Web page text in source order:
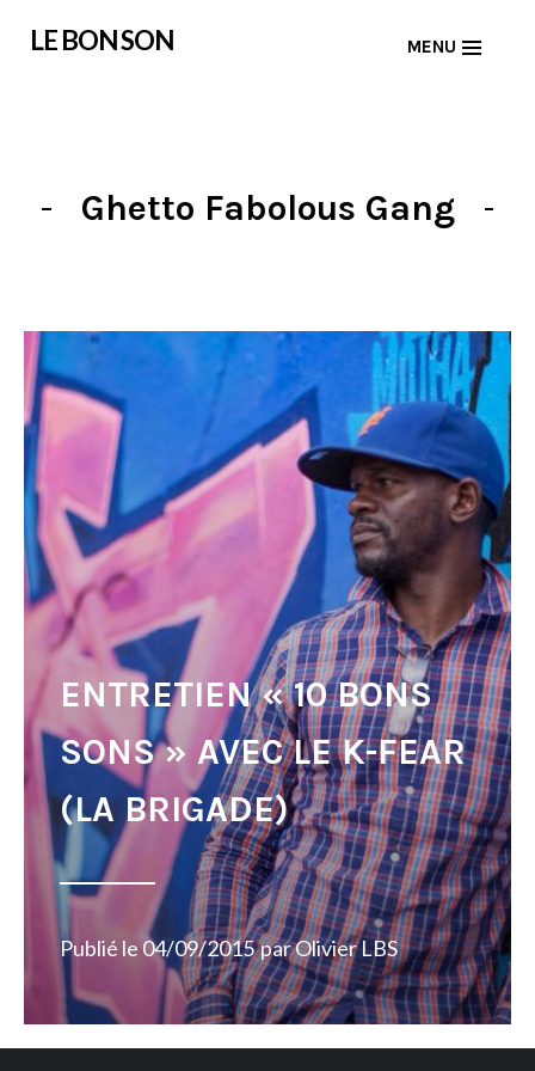
LE BON SON MENU
Ghetto Fabolous Gang
ENTRETIEN « 10 BONS
SONS » AVEC LE K-FEAR
(LA BRIGADE)
Publié le04/09/2015 parOlivier LBS